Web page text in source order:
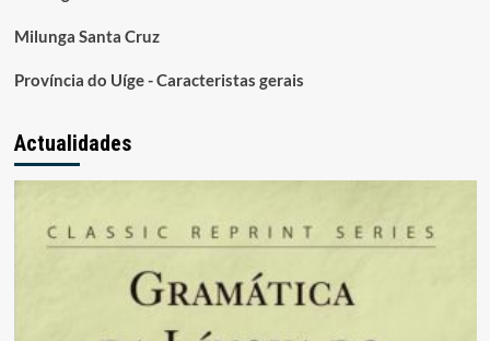
Milunga Santa Cruz
Província do Uíge - Caracteristas gerais
Actualidades